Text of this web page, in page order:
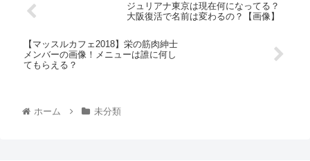
ジュリアナ東京は現在何になってる？
大阪復活で名前は変わるの？【画像】
【マッスルカフェ2018】栄の筋肉紳士
メンバーの画像！メニューは誰に何し
てもらえる？
ホーム 未分類